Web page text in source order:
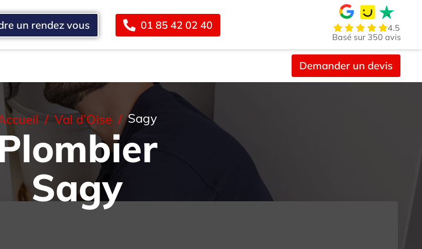
un rendez vous 01 85 42 02 40
4.5
Basé sur 350 avis
Demander un devis
Val d’Oise Sagy
Sagy